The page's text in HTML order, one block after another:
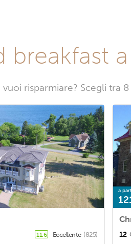
breakfast
risparmiare? Scegli tra
11,6 Eccellente (825)
a
12